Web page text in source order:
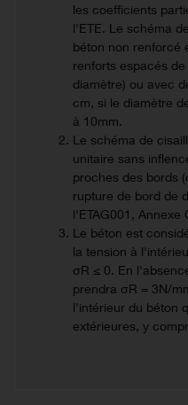
les coefficients
l'ETE. Le schéma
béton non renforcé
renforts espacés
diamètre) ou avec
cm, si le diamètre
à 10mm.
Le schéma de
unitaire sans
proches des bords
rupture de bord de
l'ETAG001, Annexe
Le béton est
la tension à
σR ≤ 0. En
prendra σR = 3N/
l'intérieur du béton
extérieures, y